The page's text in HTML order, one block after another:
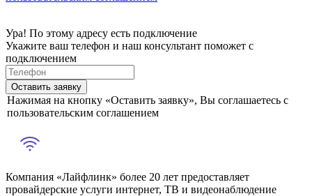
Ура! По этому адресу есть подключение
Укажите ваш телефон и наш консультант поможет с
подключением
Оставить заявку
Нажимая на кнопку «Оставить заявку», Вы соглашаетесь с
пользовательским соглашением
Компания «Лайфлинк» более 20 лет предоставляет
провайдерские услуги интернет, ТВ и видеонаблюдение